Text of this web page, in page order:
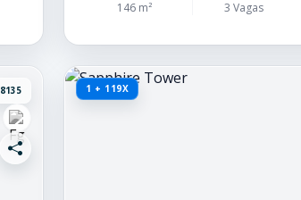
146 m² 3 Vagas
8135 1 + 119X